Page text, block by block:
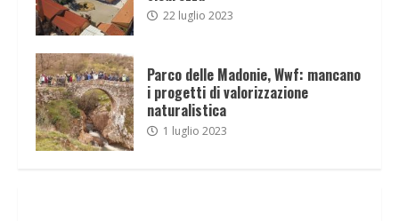
22 luglio 2023
Parco delle Madonie, Wwf: mancano
i progetti di valorizzazione
naturalistica
1 luglio 2023